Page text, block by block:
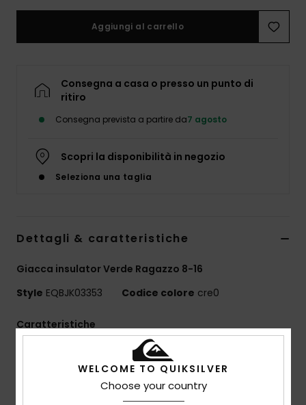
Aggiungi al carrello
Consegna a casa o presso un punto di
ritiro
Consegna prevista a partire da7 agosto
Scopri la disponibilità in negozio
Seleziona una taglia
Dettagli & caratteristiche
Giacca insulator Verde Ragazzo 8-16
Style EQBJK03353 Codice colore cre0
Caratteristiche
Tecnologia Quiksilver DryFlight®
Valutazione WarmFlight®: 3/3
Peso di riempimento: [220 g/m2]
WELCOME TO QUIKSILVER
Choose your country